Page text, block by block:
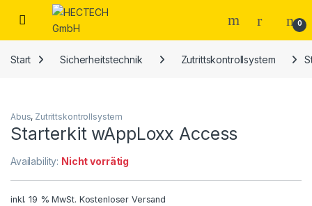
Open 0
Start Sicherheitstechnik Zutrittskontrollsystem
Abus, Zutrittskontrollsystem
Starterkit wAppLoxx Access
Availability: Nicht vorrätig
inkl. 19 % MwSt. Kostenloser Versand